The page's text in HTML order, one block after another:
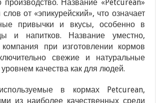
производство. Название «Petcurean»
от «эпикурейский», что означает
привычки и вкусы, особенно в
и напитков. Название уместно,
при изготовлении кормов
свежие и натуральные
качества как для людей.
в кормах Petcurean,
из наиболее качественных среди